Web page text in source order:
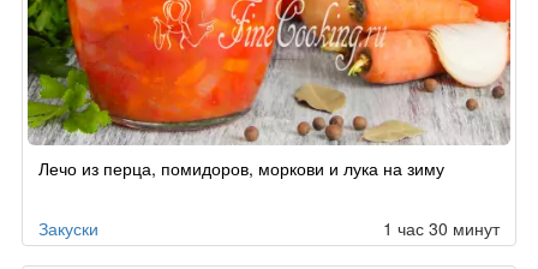
Лечо из перца, помидоров, моркови и лука на зиму
Закуски 1 час 30 минут